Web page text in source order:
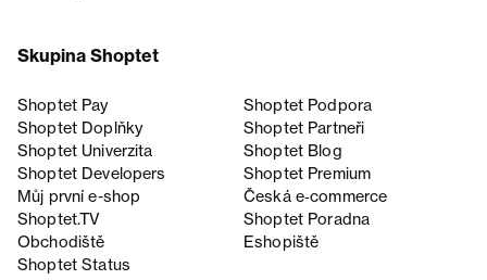
Skupina Shoptet
Shoptet Pay
Shoptet Podpora
Shoptet Doplňky
Shoptet Partneři
Shoptet Univerzita
Shoptet Blog
Shoptet Developers
Shoptet Premium
Můj první e-shop
Česká e‑commerce
Shoptet.TV
Shoptet Poradna
Obchodiště
Eshopiště
Shoptet Status